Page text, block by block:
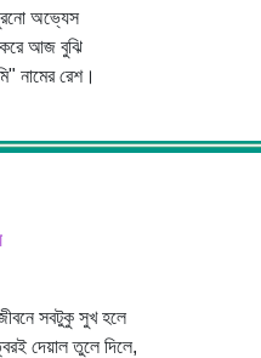
অভ্যেস
আজ বুঝি
নামের রেশ।
সবটুকু সুখ হলে
দেয়াল তুলে দিলে,